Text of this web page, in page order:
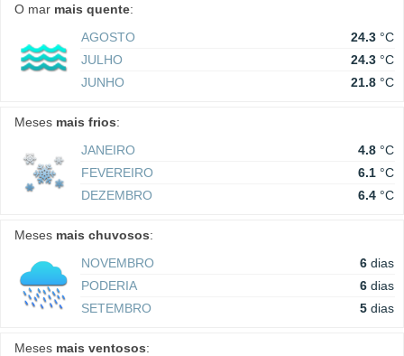
O mar mais quente:
AGOSTO
24.3 °C
JULHO
24.3 °C
JUNHO
21.8 °C
Meses mais frios:
JANEIRO
4.8 °C
FEVEREIRO
6.1 °C
DEZEMBRO
6.4 °C
Meses mais chuvosos:
NOVEMBRO
6 dias
PODERIA
6 dias
SETEMBRO
5 dias
Meses mais ventosos: